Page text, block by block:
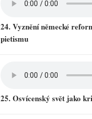
24. Vyznění německé
pietismu
25. Osvícenský svět jako